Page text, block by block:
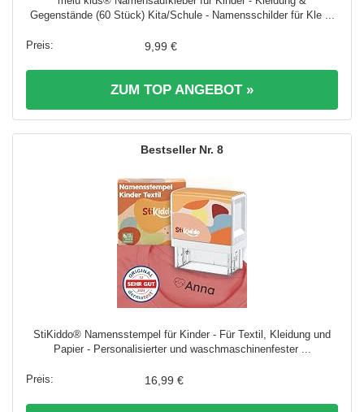
Gegenstände (60 Stück) Kita/Schule - Namensschilder für Kle ...
9,99 €
ZUM TOP ANGEBOT »
8
StiKiddo® Namensstempel für Kinder - Für Textil, Kleidung und
Papier - Personalisierter und waschmaschinenfester ...
16,99 €